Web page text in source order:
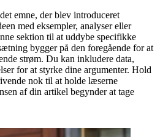
emne, der blev introduceret
med eksempler, analyser eller
sektion til at uddybe specifikke
bygger på den foregående for at
strøm. Du kan inkludere data,
for at styrke dine argumenter. Hold
nok til at holde læserne
af din artikel begynder at tage